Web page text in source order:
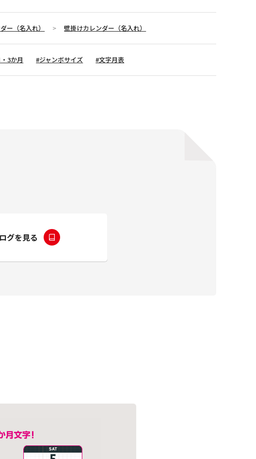
ー（名入れ） 壁掛けカレンダー（名入れ）
3か月 #ジャンボサイズ #文字月表
グを見る